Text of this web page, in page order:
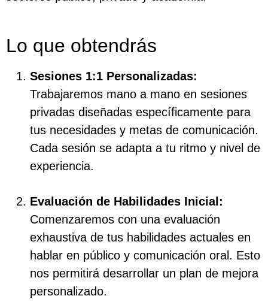
Lo que obtendrás
Sesiones 1:1 Personalizadas:
Trabajaremos mano a mano en sesiones
privadas diseñadas específicamente para
tus necesidades y metas de comunicación.
Cada sesión se adapta a tu ritmo y nivel de
experiencia.
Evaluación de Habilidades Inicial:
Comenzaremos con una evaluación
exhaustiva de tus habilidades actuales en
hablar en público y comunicación oral. Esto
nos permitirá desarrollar un plan de mejora
personalizado.